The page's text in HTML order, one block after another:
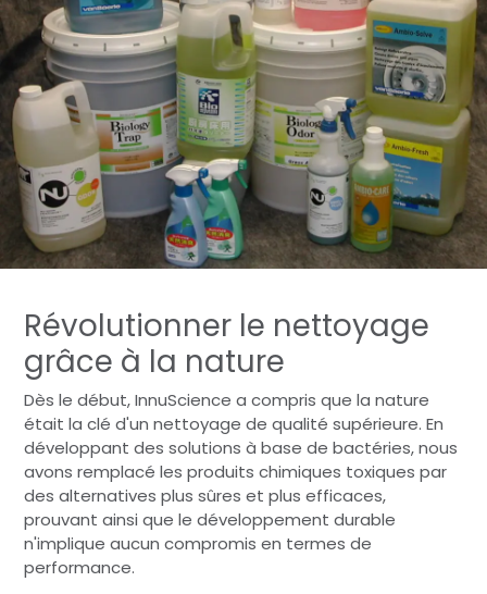
Révolutionner le nettoyage
grâce à la nature
Dès le début, InnuScience a compris que la nature
était la clé d'un nettoyage de qualité supérieure. En
développant des solutions à base de bactéries, nous
avons remplacé les produits chimiques toxiques par
des alternatives plus sûres et plus efficaces,
prouvant ainsi que le développement durable
n'implique aucun compromis en termes de
performance.